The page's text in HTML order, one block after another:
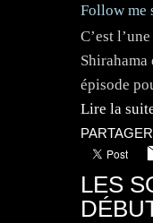
Follow me
C’est
épisode
Lire la
LES